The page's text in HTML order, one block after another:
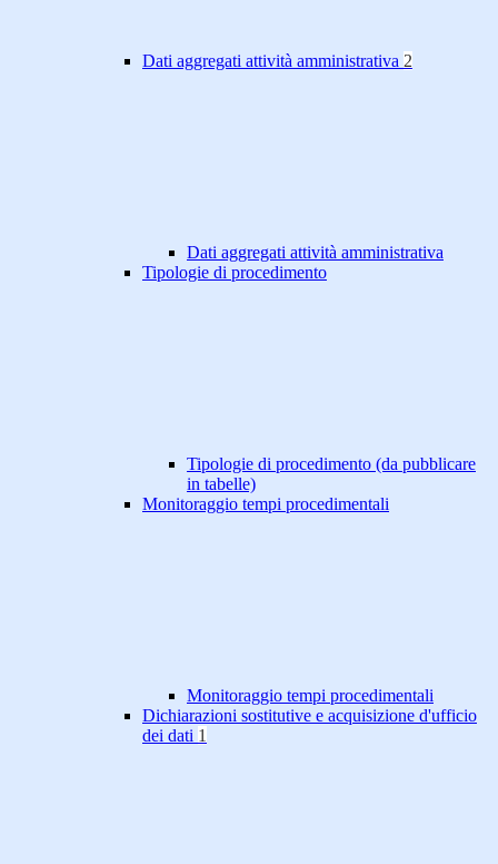
Dati aggregati attività amministrativa 2
Dati aggregati attività amministrativa
Tipologie di procedimento
Tipologie di procedimento (da pubblicare
in tabelle)
Monitoraggio tempi procedimentali
Monitoraggio tempi procedimentali
Dichiarazioni sostitutive e acquisizione d'ufficio
dei dati 1